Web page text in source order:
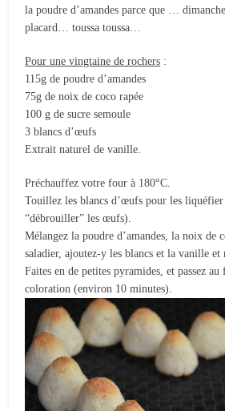
la poudre d’amandes parce que …
placard… toussa toussa…
Pour une vingtaine de rochers :
115g de poudre d’amandes
75g de noix de coco rapée
100 g de sucre semoule
3 blancs d’œufs
Extrait naturel de vanille.
Préchauffez votre four à 180°C.
Touillez les blancs d’œufs pour les liquéfier
“débrouiller” les œufs).
Mélangez la poudre d’amandes, la noix de
saladier, ajoutez-y les blancs et la vanille et
Faites en de petites pyramides, et passez au
coloration (environ 10 minutes).